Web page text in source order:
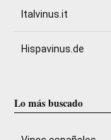
Italvinus.it
Hispavinus.de
Lo más buscado